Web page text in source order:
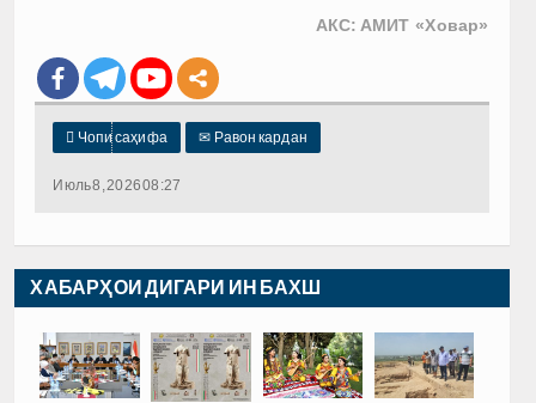
АКС: АМИТ «Ховар»
 Чопи саҳифа ✉ Равон кардан
Июль 8, 2026 08:27
ХАБАРҲОИ ДИГАРИ ИН БАХШ